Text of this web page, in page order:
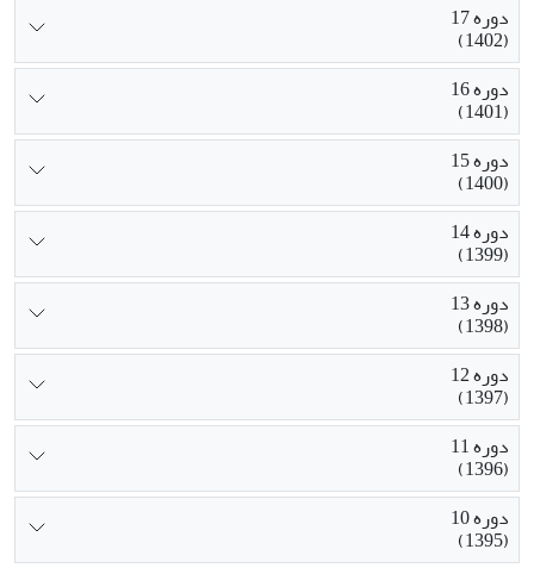
دوره 17
(1402)
دوره 16
(1401)
دوره 15
(1400)
دوره 14
(1399)
دوره 13
(1398)
دوره 12
(1397)
دوره 11
(1396)
دوره 10
(1395)